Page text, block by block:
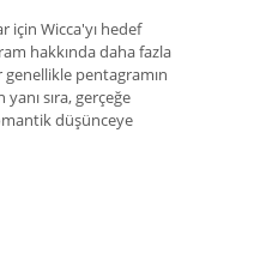
için Wicca'yı hedef
hakkında daha fazla
genellikle pentagramın
sıra, gerçeğe
düşünceye